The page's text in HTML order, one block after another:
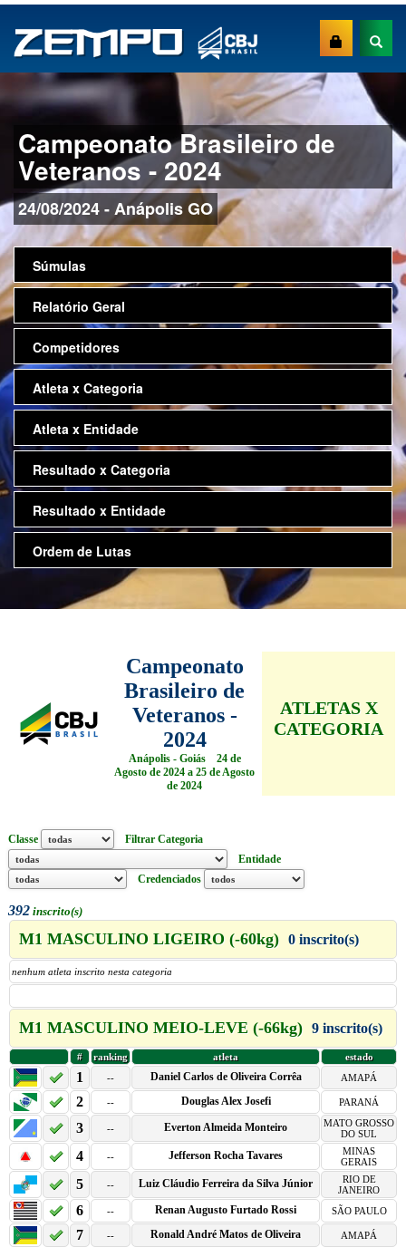
Campeonato Brasileiro de
Veteranos - 2024
24/08/2024 - Anápolis GO
Súmulas
Relatório Geral
Competidores
Atleta x Categoria
Atleta x Entidade
Resultado x Categoria
Resultado x Entidade
Ordem de Lutas